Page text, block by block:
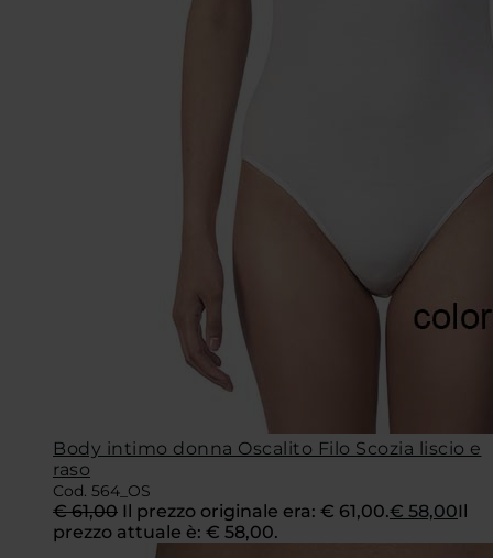
Body intimo donna Oscalito Filo Scozia liscio e
raso
Cod. 564_OS
€61,00 Il prezzo originale era: € 61,00.€ 58,00Il
prezzo attuale è: € 58,00.